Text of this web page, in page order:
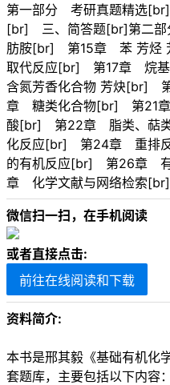
第一部分 考研真题精选
[br] 三、简答题[br]第二
肪胺[br] 第15章 苯 芳烃
取代反应[br] 第17章 烷
含氮芳香化合物 芳炔[br]
章 糖类化合物[br] 第21章
酸[br] 第22章 脂类、萜
化反应[br] 第24章 重排
的有机反应[br] 第26章
章 化学文献与网络检索[br]
微信扫一扫，在手机阅读
或者直接点击:
前往在线阅读和下载
资料简介:
本书是邢其毅《基础有机化
套题库，主要包括以下内容：